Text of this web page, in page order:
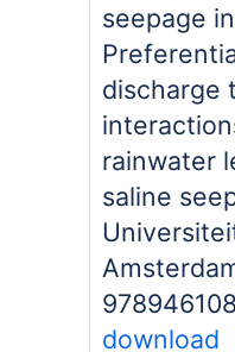
seepage
discharge
rainwater
saline
download